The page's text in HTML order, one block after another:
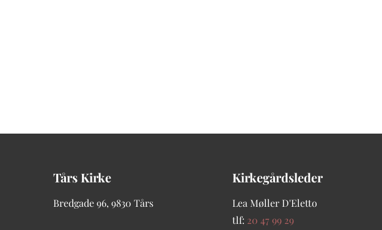
Tårs Kirke
Bredgade96, 9830 Tårs
Kirkegårdsleder
Lea Møller D'Eletto
tlf: 20 47 99 29